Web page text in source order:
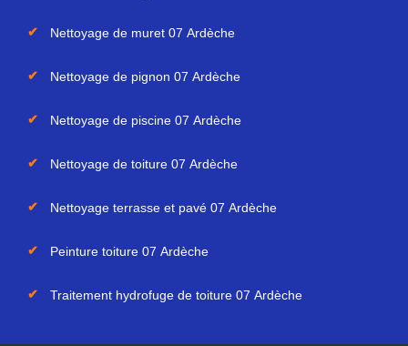
Nettoyage de muret 07 Ardèche
Nettoyage de pignon 07 Ardèche
Nettoyage de piscine 07 Ardèche
Nettoyage de toiture 07 Ardèche
Nettoyage terrasse et pavé 07 Ardèche
Peinture toiture 07 Ardèche
Traitement hydrofuge de toiture 07 Ardèche